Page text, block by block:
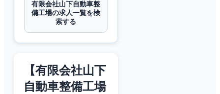
有限会社山下自動車整
備工場の求人一覧を検
索する
【有限会社山下
自動車整備工場